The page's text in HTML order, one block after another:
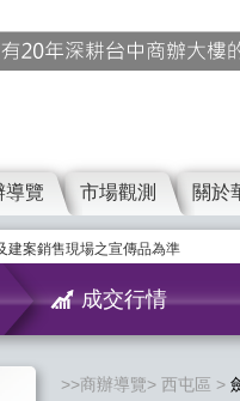
導覽 市場觀測 關於
建案銷售現場之宣傳品為準
成交行情
商辦導覽 西屯區